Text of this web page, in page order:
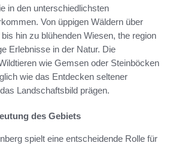
in den unterschiedlichsten
Von üppigen Wäldern über
hin zu blühenden Wiesen, the region
Erlebnisse in der Natur. Die
wie Gemsen oder Steinböcken
wie das Entdecken seltener
Landschaftsbild prägen.
des Gebiets
spielt eine entscheidende Rolle für